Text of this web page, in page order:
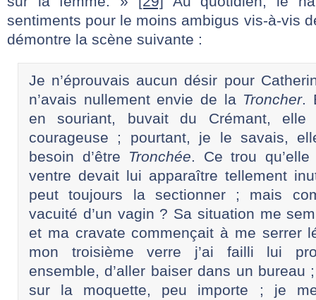
sentiments pour le moins ambigus vis-à-vis
démontre la scène suivante :
Je n’éprouvais aucun désir pour
n’avais nullement envie de la Troncher.
en souriant, buvait du Crémant, elle
courageuse ; pourtant, je le savais,
besoin d’être Tronchée. Ce trou
ventre devait lui apparaître tellement
peut toujours la sectionner ; mais
vacuité d’un vagin ? Sa situation me
et ma cravate commençait à me serrer
mon troisième verre j’ai failli lui
ensemble, d’aller baiser dans un bureau
sur la moquette, peu importe ; je